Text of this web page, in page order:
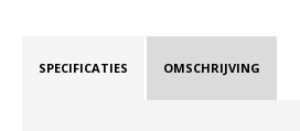
SPECIFICATIES OMSCHRIJVING